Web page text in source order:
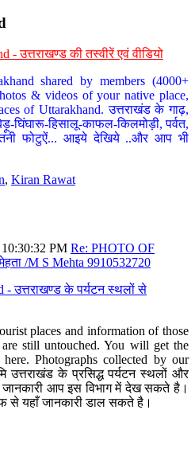
उत्तराखण्ड की तस्वीरें एवं वीडियो
shared by members (4000+
& videos of your native place,
of Uttarakhand. उत्तराखंड के गाढ़,
घिंघारू-हिसालू-काफल-किलमोड़ी, पर्वत,
फोटुऐं... आइये देखिये ..और आप भी
, Kiran Rawat
PM Re: PHOTO OF
/M S Mehta 9910532720
- उत्तराखण्ड के पर्यटन स्थलों से
places and information of those
still untouched. You will get the
Photographs collected by our
उत्तराखंड के प्रसिद्ध पर्यटन स्थलों और
आप इस विभाग में देख सकते है।
यहाँ जानकारी डाल सकते है।